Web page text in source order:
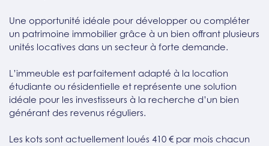
Une opportunité idéale pour développer ou compléter
un patrimoine immobilier grâce à un bien offrant plusieurs
unités locatives dans un secteur à forte demande.
L’immeuble est parfaitement adapté à la location
étudiante ou résidentielle et représente une solution
idéale pour les investisseurs à la recherche d’un bien
générant des revenus réguliers.
Les kots sont actuellement loués 410 € par mois chacun